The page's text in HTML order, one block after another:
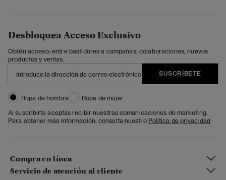
Desbloquea Acceso Exclusivo
Obtén acceso: entre bastidores a campañas, colaboraciones, nuevos
productos y ventas.
SUSCRÍBETE
Ropa de hombre
Ropa de mujer
Al suscribirte aceptas recibir nuestras comunicaciones de marketing.
Para obtener más información, consulta nuestro Política de privacidad
Compra en línea
Servicio de atención al cliente